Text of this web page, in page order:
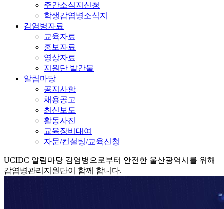
주간소식지신청
학생감염병소식지
감염병자료
교육자료
홍보자료
영상자료
지원단 발간물
알림마당
공지사항
채용공고
최신보도
활동사진
교육장비대여
자문/컨설팅/교육신청
UCIDC 알림마당 감염병으로부터 안전한 울산광역시를 위해
감염병관리지원단이 함께 합니다.